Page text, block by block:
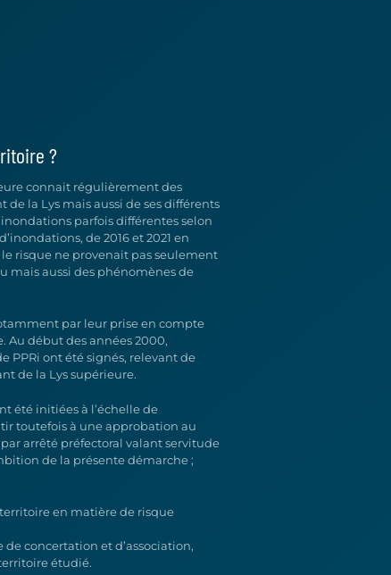
?
connait régulièrement des
la Lys mais aussi de ses différents
parfois différentes selon
de 2016 et 2021 en
risque ne provenait pas seulement
mais aussi des phénomènes de
par leur prise en compte
Au début des années 2000,
PPRi ont été signés, relevant de
de la Lys supérieure.
été initiées à l’échelle de
toutefois à une approbation au
arrêté préfectoral valant servitude
de la présente démarche ;
en matière de risque
concertation et d’association,
étudié.